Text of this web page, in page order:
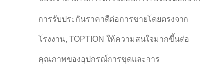
การรับประกันราคาดีต่อการขายโดยตรงจาก
โรงงาน, TOPTION ให้ความสนใจมากขึ้นต่อ
คุณภาพของอุปกรณ์การขุดและการ